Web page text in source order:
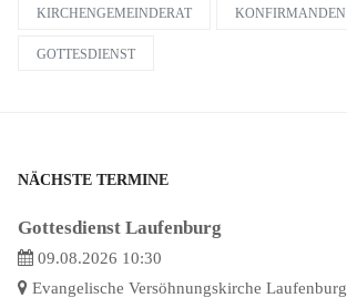
KIRCHENGEMEINDERAT KONFIRMANDEN
GOTTESDIENST
NÄCHSTE TERMINE
Gottesdienst Laufenburg
09.08.2026 10:30
Evangelische Versöhnungskirche Laufenburg